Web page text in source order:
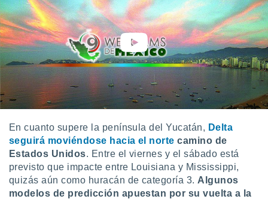
traten tus
en
interés
a lo que
Para
su
u
datos
en
en
en
En cuanto supere la península del Yucatán, Delta
seguirá moviéndose hacia el norte camino de
Estados Unidos. Entre el viernes y el sábado está
previsto que impacte entre Louisiana y Mississippi,
quizás aún como huracán de categoría 3. Algunos
modelos de predicción apuestan por su vuelta a la